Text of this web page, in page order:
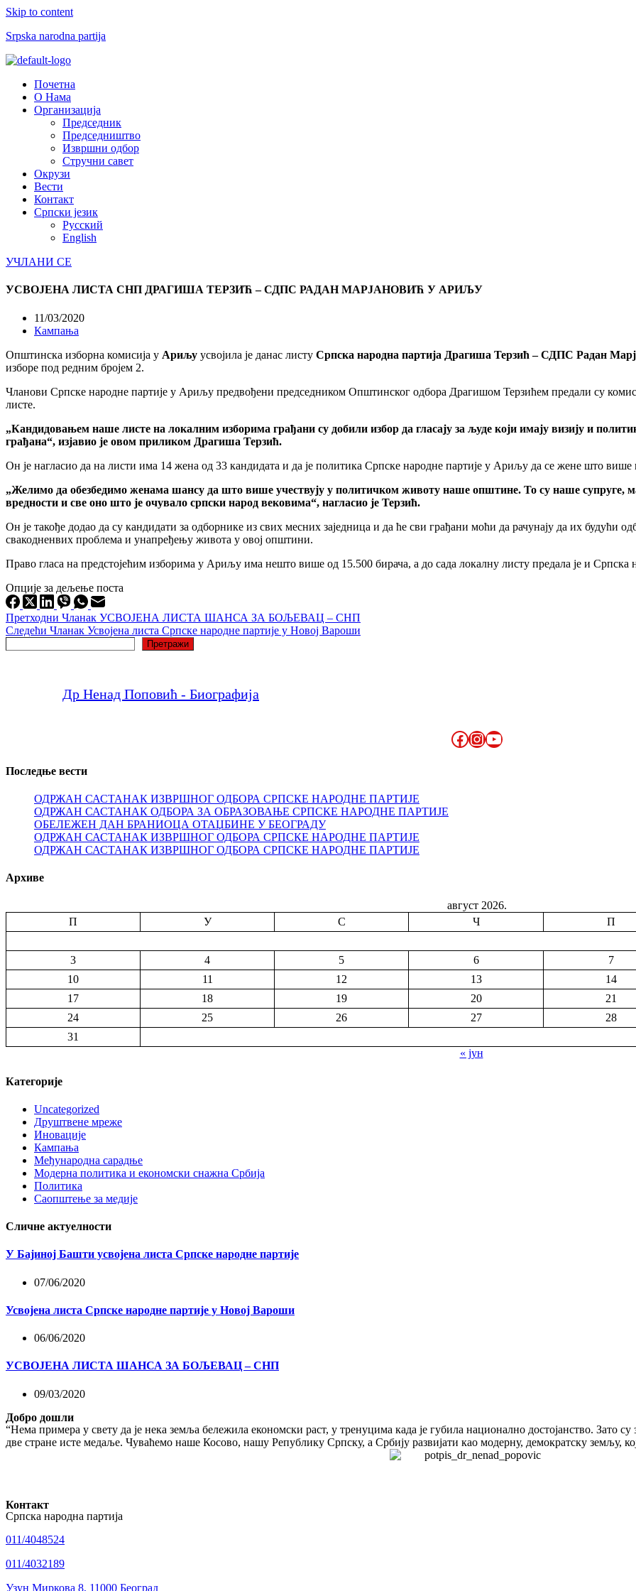
Skip to content
Srpska narodna partija
Menu
Почетна
О Нама
Организација
Председник
Председништво
Извршни одбор
Стручни савет
Окрузи
Вести
Контакт
Српски језик
Русский
English
УЧЛАНИ СЕ
УСВОЈЕНА ЛИСТА СНП ДРАГИША ТЕРЗИЋ – СДПС РАДАН МАРЈАНОВИЋ У АРИЉУ
11/03/2020
Кампања
Општинска изборна комисија у Ариљу усвојила је данас листу Српска народна партија Драгиша Терзић – СДПС Радан
изборе под редним бројем 2.
Чланови Српске народне партије у Ариљу предвођени председником Општинског одбора Драгишом Терзићем предали су
листе.
„Кандидовањем наше листе на локалним изборима грађани су добили избор да гласају за људе који имају визију и
грађана“, изјавио је овом приликом Драгиша Терзић.
Он је нагласио да на листи има 14 жена од 33 кандидата и да је политика Српске народне партије у Ариљу да се жене што више
„Желимо да обезбедимо женама шансу да што више учествују у политичком животу наше општине. То су наше супруге,
вредности и све оно што је очувало српски народ вековима“, нагласио је Терзић.
Он је такође додао да су кандидати за одборнике из свих месних заједница и да ће сви грађани моћи да рачунају да их будући
свакодненвих проблема и унапређењу живота у овој општини.
Право гласа на предстојећим изборима у Ариљу има нешто више од 15.500 бирача, а до сада локалну листу предала је и Српска
Опције за дељење поста
Претходни Чланак УСВОЈЕНА ЛИСТА ШАНСА ЗА БОЉЕВАЦ – СНП
Следећи Чланак Усвојена листа Српске народне партије у Новој Вароши
Претражи
Др Ненад Поповић - Биографија
Facebook
Instagram
YouTube
Последње вести
ОДРЖАН САСТАНАК ИЗВРШНОГ ОДБОРА СРПСКЕ НАРОДНЕ ПАРТИЈЕ
ОДРЖАН САСТАНАК ОДБОРА ЗА ОБРАЗОВАЊЕ СРПСКЕ НАРОДНЕ ПАРТИЈЕ
ОБЕЛЕЖЕН ДАН БРАНИОЦА ОТАЏБИНЕ У БЕОГРАДУ
ОДРЖАН САСТАНАК ИЗВРШНОГ ОДБОРА СРПСКЕ НАРОДНЕ ПАРТИЈЕ
ОДРЖАН САСТАНАК ИЗВРШНОГ ОДБОРА СРПСКЕ НАРОДНЕ ПАРТИЈЕ
Архиве
август 2026.
П
У С Ч П
3
4 5 6 7
10
11 12 13 14
17
18 19 20 21
24
25 26 27 28
31
« јун
Категорије
Uncategorized
Друштвене мреже
Иновације
Кампања
Међународна сарадње
Модерна политика и економски снажна Србија
Политика
Саопштење за медије
Сличне актуелности
У Бајиној Башти усвојена листа Српске народне партије
07/06/2020
Усвојена листа Српске народне партије у Новој Вароши
06/06/2020
УСВОЈЕНА ЛИСТА ШАНСА ЗА БОЉЕВАЦ – СНП
09/03/2020
Добро дошли
“Нема примера у свету да је нека земља бележила економски раст, у тренуцима када је губила национално достојанство. Зато
две стране исте медаље. Чуваћемо наше Косово, нашу Републику Српску, а Србију развијати као модерну, демократску земљу,
Контакт
Српска народна партија
011/4048524
011/4032189
Узун Миркова 8, 11000 Београд